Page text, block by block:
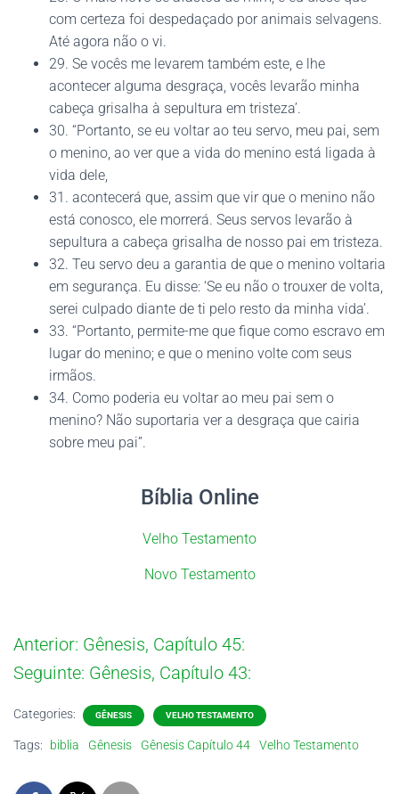
com certeza foi despedaçado por animais selvagens.
Até agora não o vi.
29. Se vocês me levarem também este, e lhe
acontecer alguma desgraça, vocês levarão minha
cabeça grisalha à sepultura em tristeza’.
30. “Portanto, se eu voltar ao teu servo, meu pai, sem
o menino, ao ver que a vida do menino está ligada à
vida dele,
31. acontecerá que, assim que vir que o menino não
está conosco, ele morrerá. Seus servos levarão à
sepultura a cabeça grisalha de nosso pai em tristeza.
32. Teu servo deu a garantia de que o menino voltaria
em segurança. Eu disse: ‘Se eu não o trouxer de volta,
serei culpado diante de ti pelo resto da minha vida’.
33. “Portanto, permite-me que fique como escravo em
lugar do menino; e que o menino volte com seus
irmãos.
34. Como poderia eu voltar ao meu pai sem o
menino? Não suportaria ver a desgraça que cairia
sobre meu pai”.
Bíblia Online
Velho Testamento
Novo Testamento
Anterior: Gênesis, Capítulo 45:
Seguinte: Gênesis, Capítulo 43:
Categories: GÊNESIS VELHO TESTAMENTO
Tags: biblia Gênesis Gênesis Capítulo 44 Velho Testamento